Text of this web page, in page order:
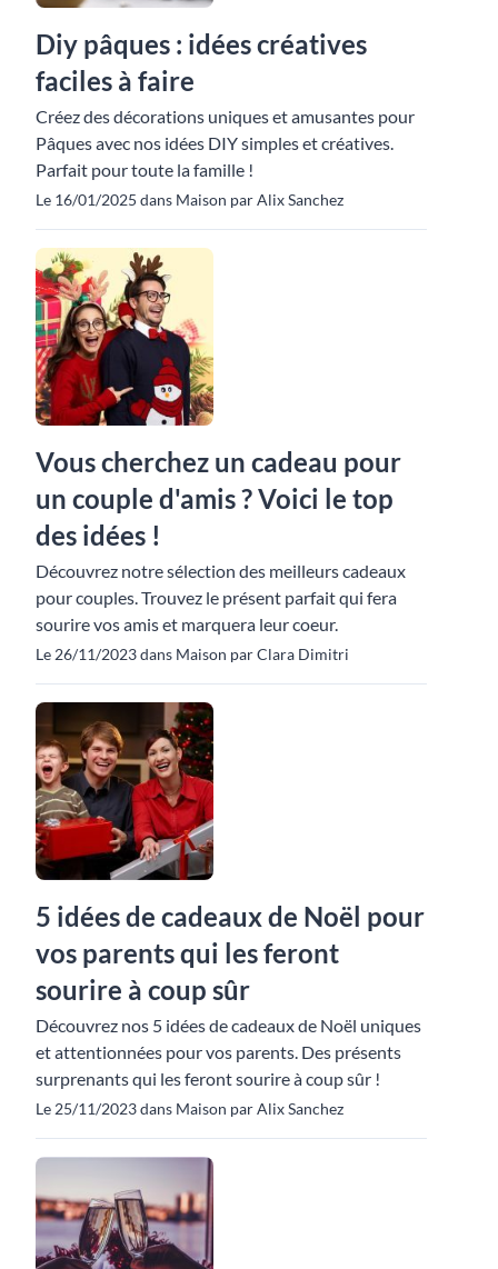
Diy pâques : idées créatives
faciles à faire
Créez des décorations uniques et amusantes pour
Pâques avec nos idées DIY simples et créatives.
Parfait pour toute la famille !
Le 16/01/2025 dans Maison par Alix Sanchez
Vous cherchez un cadeau pour
un couple d'amis ? Voici le top
des idées !
Découvrez notre sélection des meilleurs cadeaux
pour couples. Trouvez le présent parfait qui fera
sourire vos amis et marquera leur coeur.
Le 26/11/2023 dans Maison par Clara Dimitri
5 idées de cadeaux de Noël pour
vos parents qui les feront
sourire à coup sûr
Découvrez nos 5 idées de cadeaux de Noël uniques
et attentionnées pour vos parents. Des présents
surprenants qui les feront sourire à coup sûr !
Le 25/11/2023 dans Maison par Alix Sanchez